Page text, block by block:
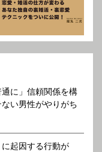
通に」信頼関係を構
い男性がやりがち
に起因する行動が